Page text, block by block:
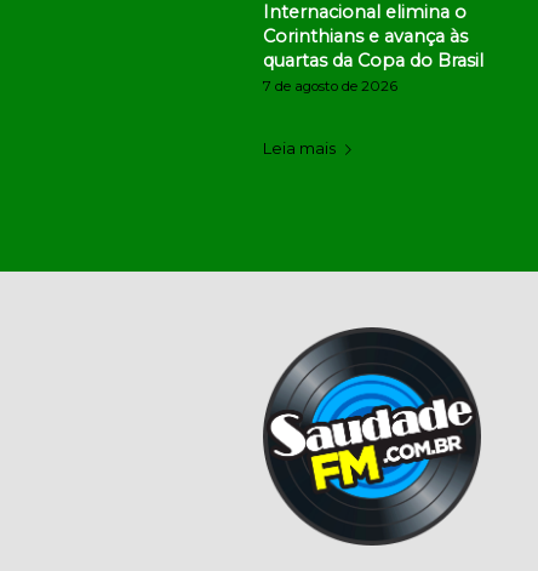
Internacional elimina o
Corinthians e avança às
quartas da Copa do Brasil
7 de agosto de 2026
Leia mais